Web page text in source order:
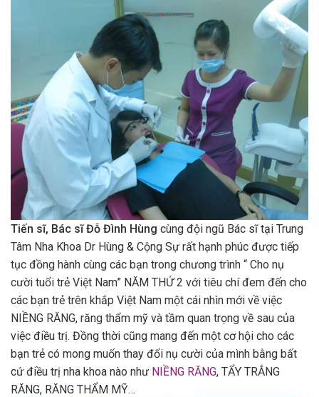
Tiến sĩ, Bác sĩ Đỗ Đình Hùng cùng đội ngũ Bác sĩ tại Trung
Tâm Nha Khoa Dr Hùng & Cộng Sự rất hạnh phúc được tiếp
tục đồng hành cùng các bạn trong chương trình “ Cho nụ
cười tuổi trẻ Việt Nam” NĂM THỨ 2 với tiêu chí đem đến cho
các bạn trẻ trên khắp Việt Nam một cái nhìn mới về việc
NIỀNG RĂNG, răng thẩm mỹ và tầm quan trọng về sau của
việc điều trị. Đồng thời cũng mang đến một cơ hội cho các
bạn trẻ có mong muốn thay đổi nụ cười của mình bằng bất
cứ điều trị nha khoa nào như NIỀNG RĂNG, TẨY TRẮNG
RĂNG, RĂNG THẨM MỸ…